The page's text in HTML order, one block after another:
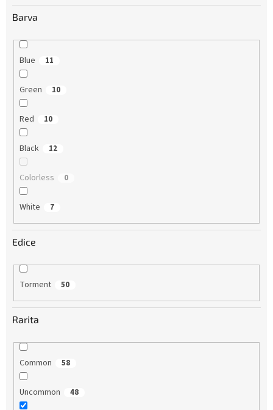
Barva
Blue 11
Green 10
Red 10
Black 12
Colorless 0
White 7
Edice
Torment 50
Rarita
Common 58
Uncommon 48